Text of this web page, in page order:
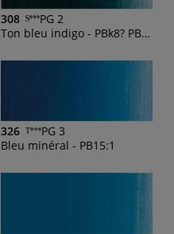
308
PG 2
Ton bleu indigo - PBk8? PBk9, PB15:3
326
PG 3
Bleu minéral - PB15:1